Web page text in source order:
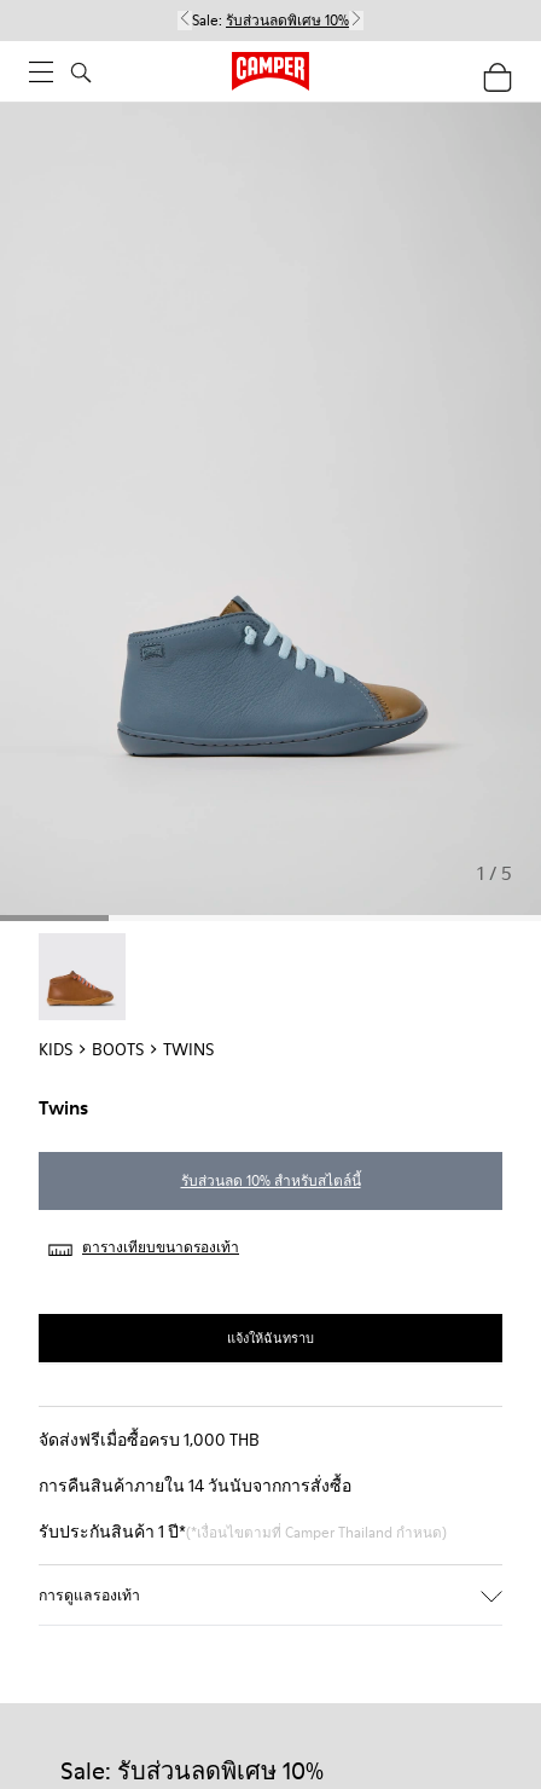
Sale: รับส่วนลดพิเศษ 10%
1 / 5
KIDS BOOTS TWINS
Twins
รับส่วนลด 10% สำหรับสไตล์นี้
ตารางเทียบขนาดรองเท้า
แจ้งให้ฉันทราบ
จัดส่งฟรีเมื่อซื้อครบ 1,000 THB
การคืนสินค้าภายใน 14 วันนับจากการสั่งซื้อ
รับประกันสินค้า 1 ปี*(*เงื่อนไขตามที่ Camper Thailand กำหนด)
การดูแลรองเท้า
Sale: รับส่วนลดพิเศษ 10%